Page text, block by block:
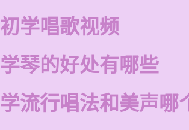
初学唱歌视频
学琴的好处有哪些
学流行唱法和美声哪